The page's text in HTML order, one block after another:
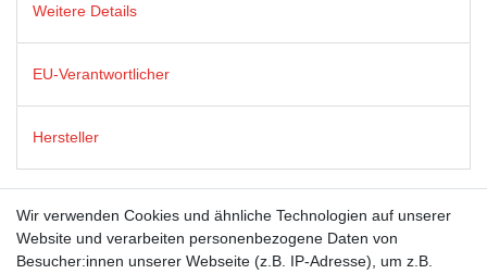
Weitere Details
EU-Verantwortlicher
Hersteller
beste Bildqualität und stabiles 365g Algro Design-Papier aus.
Wir verwenden Cookies und ähnliche Technologien auf unserer
Website und verarbeiten personenbezogene Daten von
Besucher:innen unserer Webseite (z.B. IP-Adresse), um z.B.